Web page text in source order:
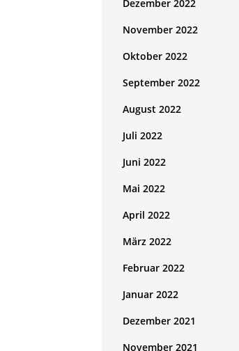
Dezember 2022
November 2022
Oktober 2022
September 2022
August 2022
Juli 2022
Juni 2022
Mai 2022
April 2022
März 2022
Februar 2022
Januar 2022
Dezember 2021
November 2021